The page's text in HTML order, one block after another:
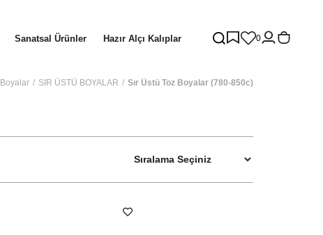
Sanatsal Ürünler Hazır Alçı Kalıplar 0
Boyalar SIR ÜSTÜ BOYALAR Sır Üstü Toz Boyalar (780-850c)